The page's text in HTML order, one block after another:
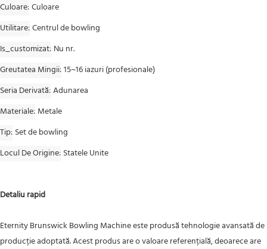
Culoare Culoare
Utilitare Centrul de bowling
Is_customizat Nu nr.
Greutatea Mingii 15~16 iazuri (profesionale)
Seria Derivată Adunarea
Materiale Metale
Tip Set de bowling
Locul De Origine Statele Unite
Detaliu rapid
Eternity Brunswick Bowling Machine este produsă tehnologie avansată de
producție adoptată. Acest produs are o valoare referențială, deoarece are